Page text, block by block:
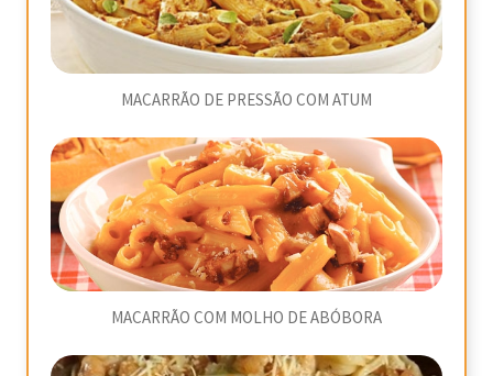
MACARRÃO DE PRESSÃO COM ATUM
MACARRÃO COM MOLHO DE ABÓBORA